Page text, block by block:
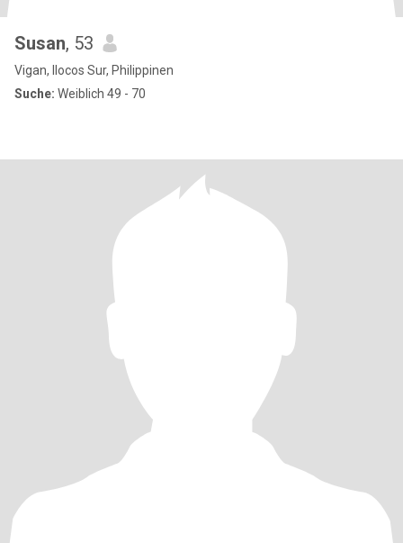
Susan, 53
Vigan, Ilocos Sur, Philippinen
Suche: Weiblich 49 - 70